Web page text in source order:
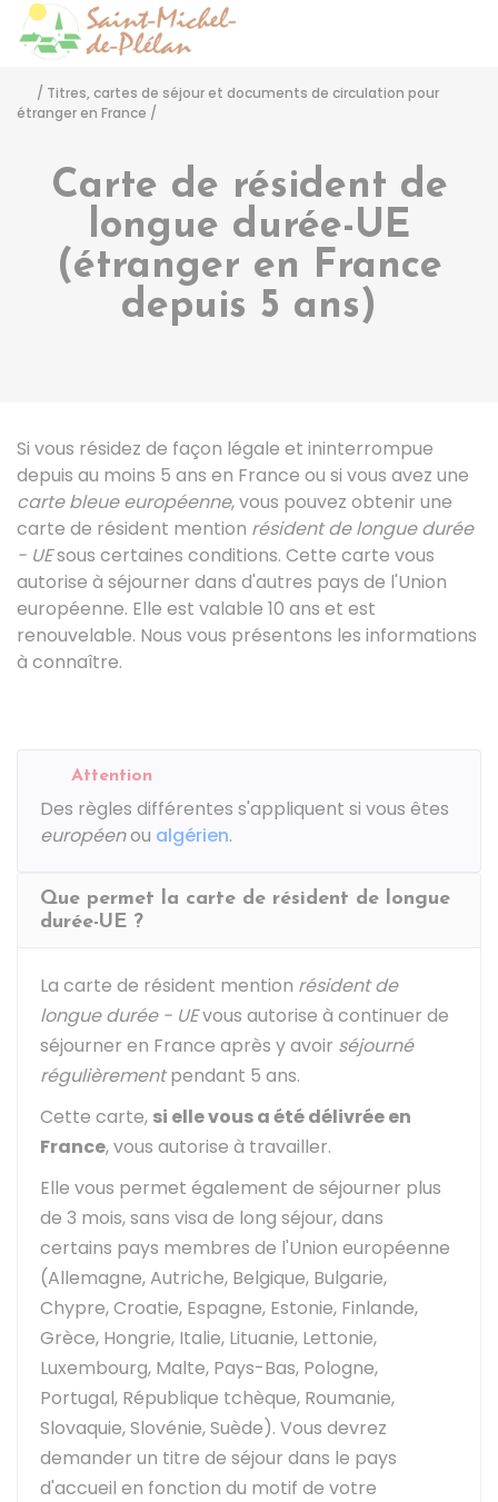
/ Titres, cartes de séjour et documents de circulation pour
étranger en France /
Carte de résident de
longue durée-UE
(étranger en France
depuis 5 ans)
Si vous résidez de façon légale et ininterrompue
depuis au moins 5 ans en France ou si vous avez une
carte bleue européenne, vous pouvez obtenir une
carte de résident mention résident de longue durée
- UEsous certaines conditions. Cette carte vous
autorise à séjourner dans d'autres pays de l'Union
européenne. Elle est valable 10 ans et est
renouvelable. Nous vous présentons les informations
à connaître.
Attention
Des règles différentes s'appliquent si vous êtes
européenou algérien.
Que permet la carte de résident de longue
durée-UE ?
La carte de résident mention résident de
longue durée - UEvous autorise à continuer de
séjourner en France après y avoir séjourné
régulièrementpendant 5 ans.
Cette carte, si elle vous a été délivrée en
France, vous autorise à travailler.
Elle vous permet également de séjourner plus
de 3 mois, sans visa de long séjour, dans
certains pays membres de l'Union européenne
(Allemagne, Autriche, Belgique, Bulgarie,
Chypre, Croatie, Espagne, Estonie, Finlande,
Grèce, Hongrie, Italie, Lituanie, Lettonie,
Luxembourg, Malte, Pays-Bas, Pologne,
Portugal, République tchèque, Roumanie,
Slovaquie, Slovénie, Suède). Vous devrez
demander un titre de séjour dans le pays
d'accueil en fonction du motif de votre